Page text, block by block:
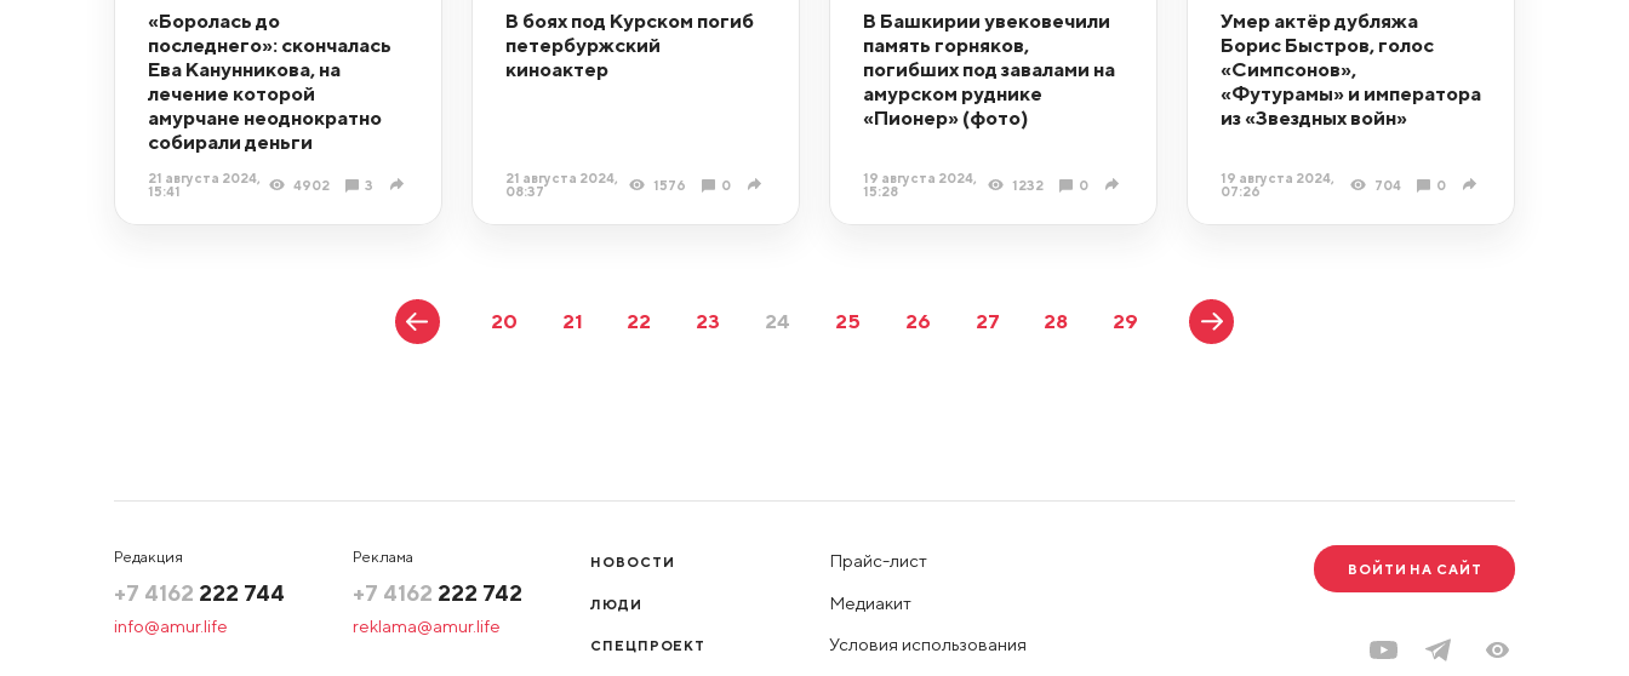
«Боролась до
последнего»: скончалась
Ева Канунникова, на
лечение которой
амурчане неоднократно
собирали деньги
21 августа 2024,
15:41
4902 3
В боях под Курском погиб
петербуржский
киноактер
21 августа 2024,
08:37
1576 0
В Башкирии увековечили
память горняков,
погибших под завалами на
амурском руднике
«Пионер» (фото)
19 августа 2024,
15:28
1232 0
Умер актёр дубляжа
Борис Быстров, голос
«Симпсонов»,
«Футурамы» и императора
из «Звездных войн»
19 августа 2024,
07:26
704 0
20 21 22 23 24 25 26 27 28 29
Редакция
+7 4162 222 744
info@amur.life
Реклама
+7 4162 222 742
reklama@amur.life
НОВОСТИ
ЛЮДИ
СПЕЦПРОЕКТ
Прайс-лист
Медиакит
Условия использования
ВОЙТИ НА САЙТ